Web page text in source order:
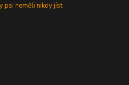
psi neměli nikdy jíst